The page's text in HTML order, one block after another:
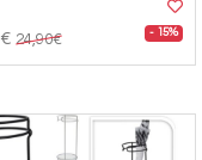
24,90€ - 15%